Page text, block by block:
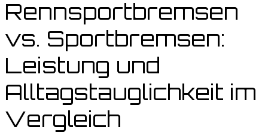
Rennsportbremsen
vs. Sportbremsen:
Leistung und
Alltagstauglichkeit im
Vergleich